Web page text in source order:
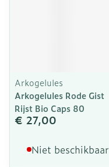
Arkogelules
Arkogelules Rode Gist
Rijst Bio Caps 80
€ 27,00
Niet beschikbaar